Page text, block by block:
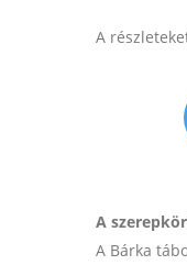
A
A
A Bárka